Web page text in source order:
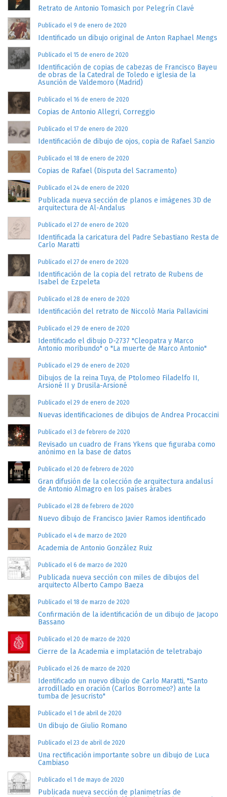
Retrato de Antonio Tomasich por Pelegrín Clavé
Publicado el 9 de enero de 2020
Identificado un dibujo original de Anton Raphael Mengs
Publicado el 15 de enero de 2020
Identificación de copias de cabezas de Francisco Bayeu
de obras de la Catedral de Toledo e iglesia de la
Asunción de Valdemoro (Madrid)
Publicado el 16 de enero de 2020
Copias de Antonio Allegri, Correggio
Publicado el 17 de enero de 2020
Identificación de dibujo de ojos, copia de Rafael Sanzio
Publicado el 18 de enero de 2020
Copias de Rafael (Disputa del Sacramento)
Publicado el 24 de enero de 2020
Publicada nueva sección de planos e imágenes 3D de
arquitectura de Al-Andalus
Publicado el 27 de enero de 2020
Identificada la caricatura del Padre Sebastiano Resta de
Carlo Maratti
Publicado el 27 de enero de 2020
Identificación de la copia del retrato de Rubens de
Isabel de Ezpeleta
Publicado el 28 de enero de 2020
Identificación del retrato de Niccolò Maria Pallavicini
Publicado el 29 de enero de 2020
Identificado el dibujo D-2737 "Cleopatra y Marco
Antonio moribundo" o "La muerte de Marco Antonio"
Publicado el 29 de enero de 2020
Dibujos de la reina Tuya, de Ptolomeo Filadelfo II,
Arsioné II y Drusila-Arsioné
Publicado el 29 de enero de 2020
Nuevas identificaciones de dibujos de Andrea Procaccini
Publicado el 3 de febrero de 2020
Revisado un cuadro de Frans Ykens que figuraba como
anónimo en la base de datos
Publicado el 20 de febrero de 2020
Gran difusión de la colección de arquitectura andalusí
de Antonio Almagro en los países árabes
Publicado el 28 de febrero de 2020
Nuevo dibujo de Francisco Javier Ramos identificado
Publicado el 4 de marzo de 2020
Academia de Antonio González Ruiz
Publicado el 6 de marzo de 2020
Publicada nueva sección con miles de dibujos del
arquitecto Alberto Campo Baeza
Publicado el 18 de marzo de 2020
Confirmación de la identificación de un dibujo de Jacopo
Bassano
Publicado el 20 de marzo de 2020
Cierre de la Academia e implatación de teletrabajo
Publicado el 26 de marzo de 2020
Identificado un nuevo dibujo de Carlo Maratti, "Santo
arrodillado en oración (Carlos Borromeo?) ante la
tumba de Jesucristo"
Publicado el 1 de abril de 2020
Un dibujo de Giulio Romano
Publicado el 23 de abril de 2020
Una rectificación importante sobre un dibujo de Luca
Cambiaso
Publicado el 1 de mayo de 2020
Publicada nueva sección de planimetrías de